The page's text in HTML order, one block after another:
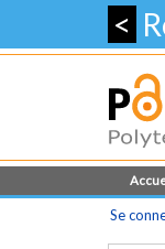
<
Se